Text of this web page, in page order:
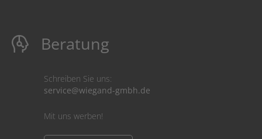
Beratung
Schreiben Sie uns:
service@wiegand-gmbh.de
Mit uns werben!